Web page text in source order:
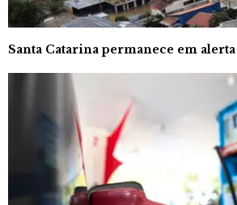
Santa Catarina permanece em